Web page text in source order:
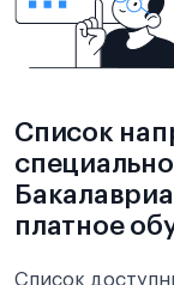
Список
платное
Список